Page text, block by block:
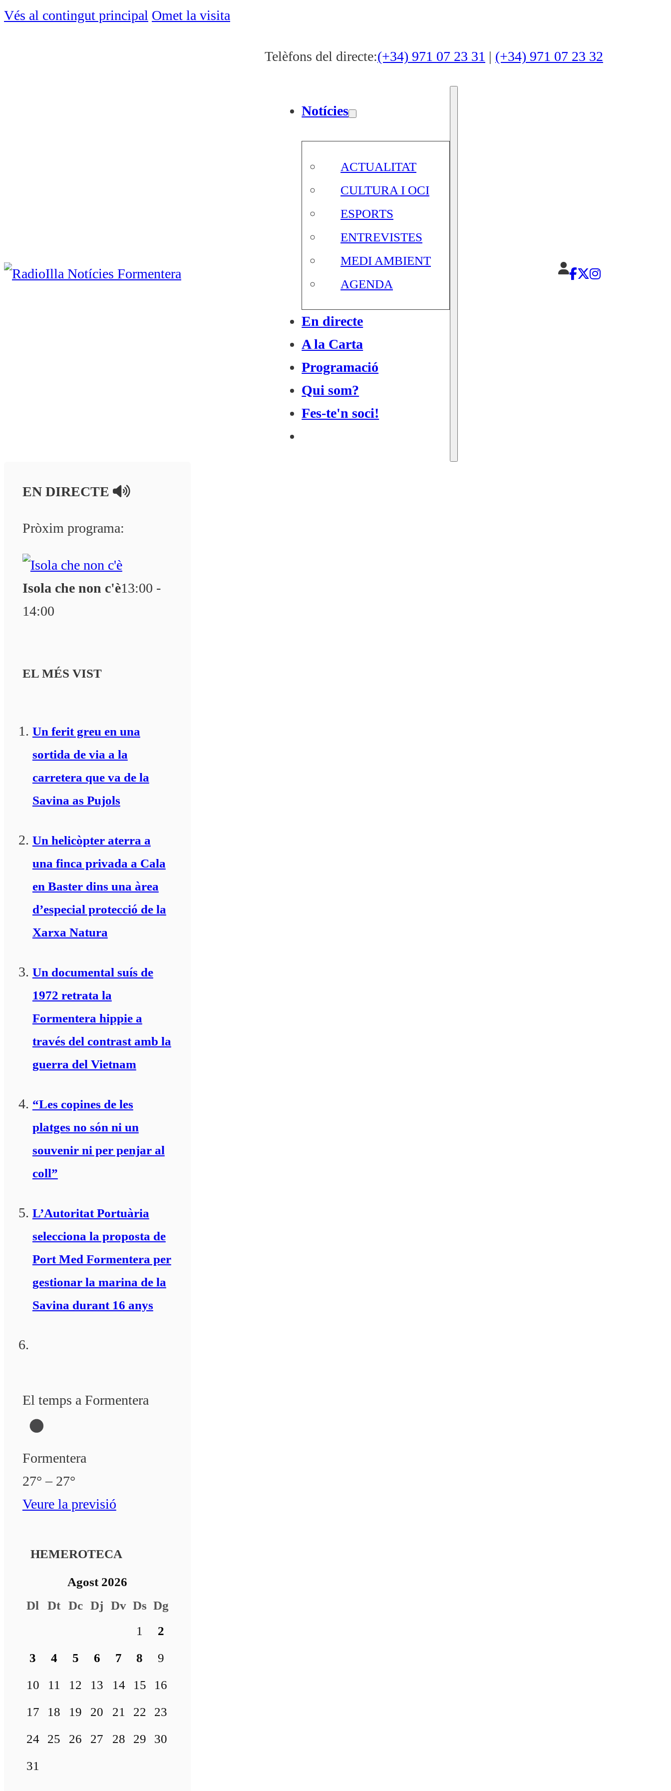
Vés al contingut principal Omet la visita
Telèfons del directe:(+34) 971 07 23 31 | (+34) 971 07 23 32
Notícies
ACTUALITAT
CULTURA I OCI
ESPORTS
ENTREVISTES
MEDI AMBIENT
AGENDA
En directe
A la Carta
Programació
Qui som?
Fes-te'n soci!
EN DIRECTE
Pròxim programa:
Isola che non c'è13:00 -
14:00
EL MÉS VIST
Un ferit greu en una
sortida de via a la
carretera que va de la
Savina as Pujols
Un helicòpter aterra a
una finca privada a Cala
en Baster dins una àrea
d’especial protecció de la
Xarxa Natura
Un documental suís de
1972 retrata la
Formentera hippie a
través del contrast amb la
guerra del Vietnam
“Les copines de les
platges no són ni un
souvenir ni per penjar al
coll”
L’Autoritat Portuària
selecciona la proposta de
Port Med Formentera per
gestionar la marina de la
Savina durant 16 anys
El temps a Formentera
Formentera
27° – 27°
Veure la previsió
HEMEROTECA
Agost 2026
Dl
Dt Dc Dj Dv Ds Dg
1
2
3
4 5 6 7 8
9
10
11 12 13 14 15
16
17
18 19 20 21 22
23
24
25 26 27 28 29
30
31